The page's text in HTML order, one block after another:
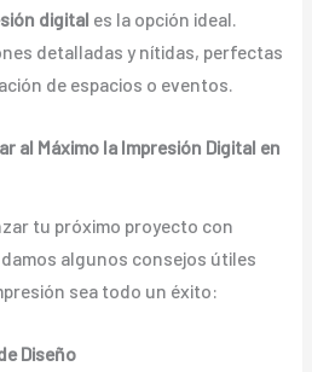
digital es la opción ideal.
detalladas y nítidas, perfectas
de espacios o eventos.
al Máximo la Impresión Digital en
tu próximo proyecto con
algunos consejos útiles
sea todo un éxito:
Diseño